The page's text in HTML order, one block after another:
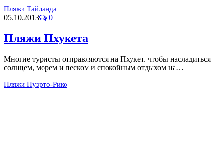
Пляжи Тайланда
05.10.2013 0
Пляжи Пхукета
Многие туристы отправляются на Пхукет, чтобы насладиться
солнцем, морем и песком и спокойным отдыхом на…
Пляжи Пуэрто-Рико